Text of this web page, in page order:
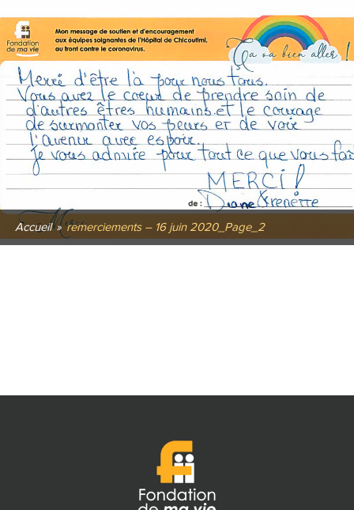
Accueil » remerciements – 16 juin 2020_Page_2